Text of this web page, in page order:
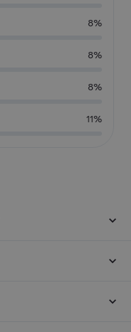
8%
8%
8%
11%